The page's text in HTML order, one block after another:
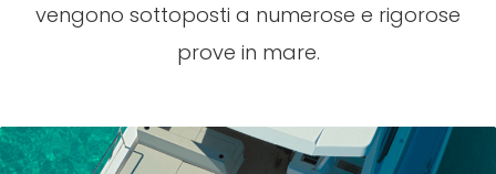
vengono sottoposti a numerose e rigorose
prove in mare.